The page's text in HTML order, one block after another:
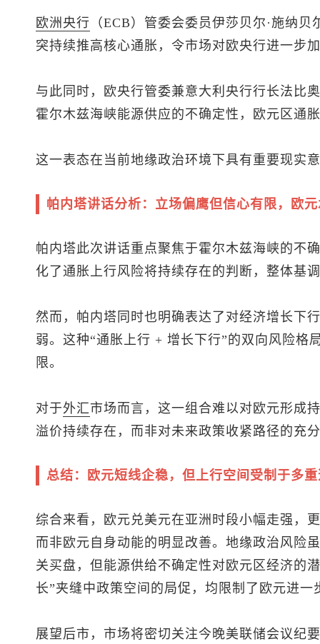
欧洲央行 （ECB）管委会委员伊莎贝尔·施纳
突持续推高核心通胀，令市场对欧央行进一步
与此同时，欧央行管委兼意大利央行行长法比
霍尔木兹海峡能源供应的不确定性，欧元区通
这一表态在当前地缘政治环境下具有重要现实
帕内塔讲话分析：立场偏鹰但信心有限，欧
帕内塔此次讲话重点聚焦于霍尔木兹海峡的不
化了通胀上行风险将持续存在的判断，整体基
然而，帕内塔同时也明确表达了对经济增长下
弱。这种“通胀上行 + 增长下行”的双向风险格
限。
对于外汇市场而言，这一组合难以对欧元形
溢价持续存在，而非对未来政策收紧路径的充
总结：欧元短线企稳，但上行空间受制于多
综合来看， 欧元兑美元在亚洲时段小幅走强，
而非欧元自身动能的明显改善。地缘政治风险
关买盘，但能源供给不确定性对欧元区经济的
长”夹缝中政策空间的局促，均限制了欧元进一
展望后市，市场将密切关注今晚美联储会议纪